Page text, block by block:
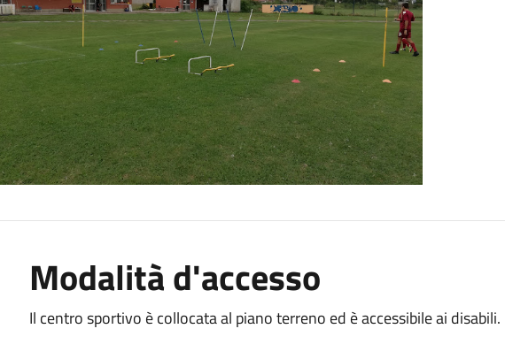
Modalità d'accesso
Il centro sportivo è collocata al piano terreno ed è accessibile ai disabili.